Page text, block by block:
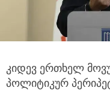
კიდევ ერთხელ
პოლიტიკურ